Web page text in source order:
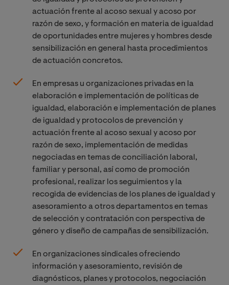
actuación frente al acoso sexual y acoso por
razón de sexo, y formación en materia de igualdad
de oportunidades entre mujeres y hombres desde
sensibilización en general hasta procedimientos
de actuación concretos.
En empresas u organizaciones privadas en la
elaboración e implementación de políticas de
igualdad, elaboración e implementación de planes
de igualdad y protocolos de prevención y
actuación frente al acoso sexual y acoso por
razón de sexo, implementación de medidas
negociadas en temas de conciliación laboral,
familiar y personal, así como de promoción
profesional, realizar los seguimientos y la
recogida de evidencias de los planes de igualdad y
asesoramiento a otros departamentos en temas
de selección y contratación con perspectiva de
género y diseño de campañas de sensibilización.
En organizaciones sindicales ofreciendo
información y asesoramiento, revisión de
diagnósticos, planes y protocolos, negociación